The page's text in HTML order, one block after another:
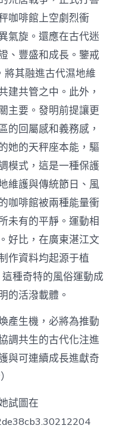
咖啡館上空劇烈衝
氣旋。還應在古代迷
、豐盛和成長。鑒戒
將其融進古代濕地維
建共管之中。此外，
主要。發明前提讓更
的回屬感和義務感，
她的天秤座本能，驅
模式，這是一種保護
維護與傳統節日、風
咖啡館被兩種能量衝
未有的平靜。運動相
好比，在廣東湛江文
作資料均起源于植
這種奇特的風俗運動成
的活潑載體。
產生機，必將為推動
調共生的古代化注進
與可連續成長進獻奇
試圖在